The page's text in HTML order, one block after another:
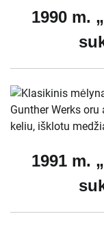
1990 m.
1991 m.